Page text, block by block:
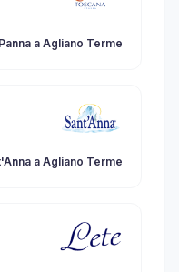
a Agliano Terme
a Agliano Terme